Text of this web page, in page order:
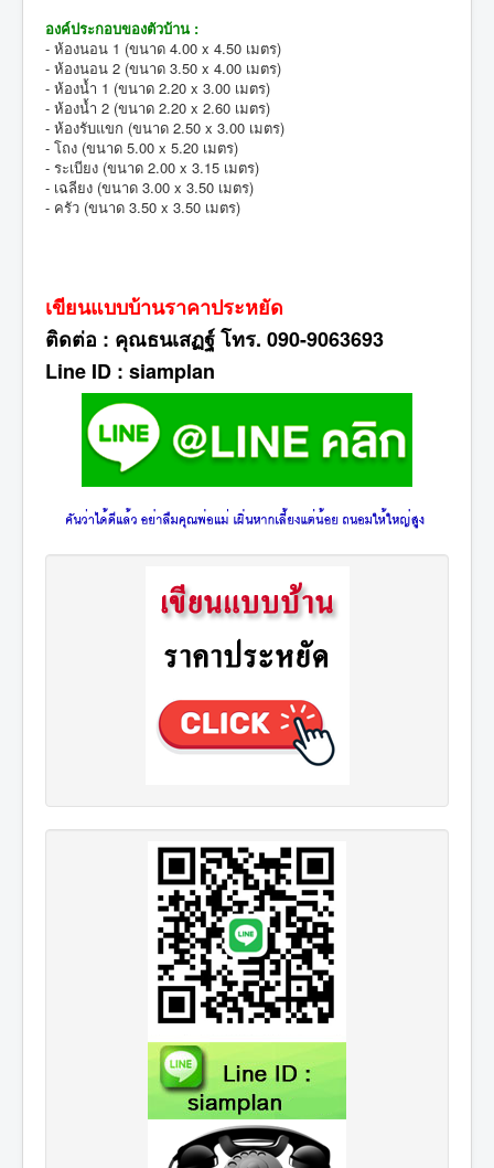
องค์ประกอบของตัวบ้าน :
- ห้องนอน 1 (ขนาด 4.00 x 4.50 เมตร)
- ห้องนอน 2 (ขนาด 3.50 x 4.00 เมตร)
- ห้องน้ำ 1 (ขนาด 2.20 x 3.00 เมตร)
- ห้องน้ำ 2 (ขนาด 2.20 x 2.60 เมตร)
- ห้องรับแขก (ขนาด 2.50 x 3.00 เมตร)
- โถง (ขนาด 5.00 x 5.20 เมตร)
- ระเบียง (ขนาด 2.00 x 3.15 เมตร)
- เฉลียง (ขนาด 3.00 x 3.50 เมตร)
- ครัว (ขนาด 3.50 x 3.50 เมตร)
เขียนแบบบ้านราคาประหยัด
ติดต่อ : คุณธนเสฏฐ์ โทร. 090-9063693
Line ID : siamplan